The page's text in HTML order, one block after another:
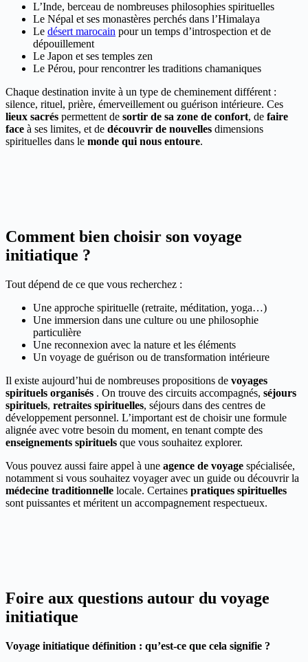
L’Inde, berceau de nombreuses philosophies spirituelles
Le Népal et ses monastères perchés dans l’Himalaya
Le désert marocain pour un temps d’introspection et de
dépouillement
Le Japon et ses temples zen
Le Pérou, pour rencontrer les traditions chamaniques
Chaque destination invite à un type de cheminement différent :
silence, rituel, prière, émerveillement ou guérison intérieure. Ces
lieux sacrés permettent de sortir de sa zone de confort, de faire
face à ses limites, et de découvrir de nouvelles dimensions
spirituelles dans le monde qui nous entoure.
Comment bien choisir son voyage
initiatique ?
Tout dépend de ce que vous recherchez :
Une approche spirituelle (retraite, méditation, yoga…)
Une immersion dans une culture ou une philosophie
particulière
Une reconnexion avec la nature et les éléments
Un voyage de guérison ou de transformation intérieure
Il existe aujourd’hui de nombreuses propositions de voyages
spirituels organisés . On trouve des circuits accompagnés, séjours
spirituels, retraites spirituelles, séjours dans des centres de
développement personnel. L’important est de choisir une formule
alignée avec votre besoin du moment, en tenant compte des
enseignements spirituels que vous souhaitez explorer.
Vous pouvez aussi faire appel à une agence de voyage spécialisée,
notamment si vous souhaitez voyager avec un guide ou découvrir la
médecine traditionnelle locale. Certaines pratiques spirituelles
sont puissantes et méritent un accompagnement respectueux.
Foire aux questions autour du voyage
initiatique
Voyage initiatique définition : qu’est-ce que cela signifie ?